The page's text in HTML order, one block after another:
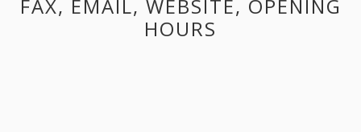
FAX, EMAIL, WEBSITE, OPENING
HOURS